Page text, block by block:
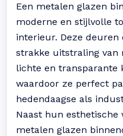
Een metalen glazen
moderne en stijlvolle
interieur. Deze deuren
strakke uitstraling van
lichte en transparante
waardoor ze perfect
hedendaagse als
Naast hun esthetische
metalen glazen